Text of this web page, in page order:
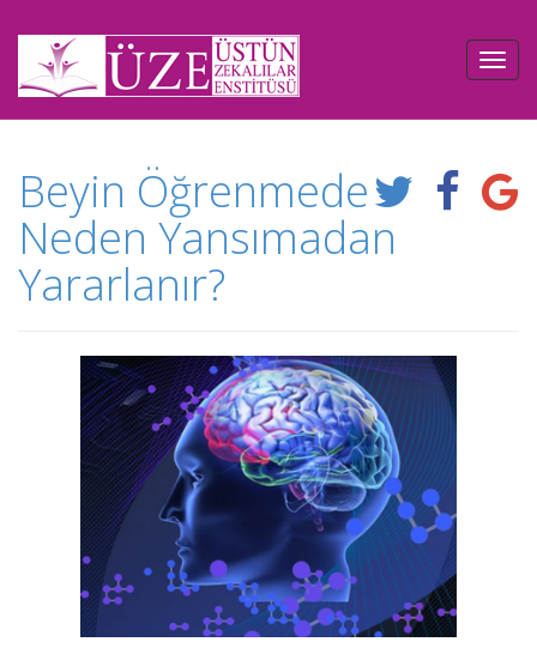
Beyin Öğrenmede
Neden Yansımadan
Yararlanır?